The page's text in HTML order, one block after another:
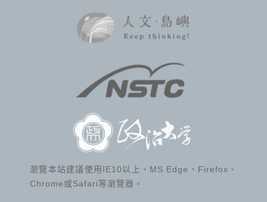
瀏覽本站建議使用IE10以上、MS Edge、Firefox、
Chrome或Safari等瀏覽器。